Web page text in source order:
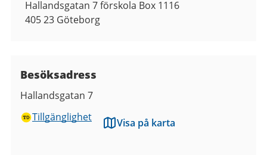
Hallandsgatan 7 förskola Box 1116
405 23 Göteborg
Besöksadress
Hallandsgatan 7
Tillgänglighet
Visa på karta